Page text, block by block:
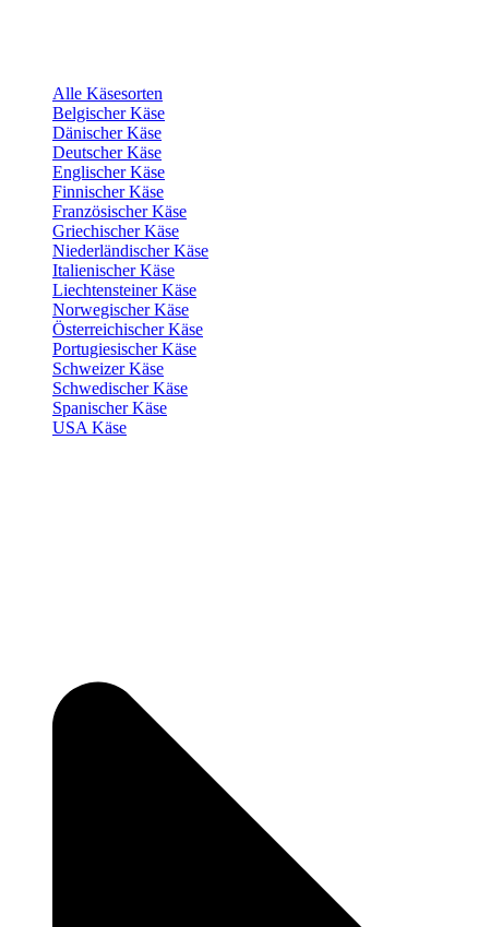
Alle Käsesorten
Belgischer Käse
Dänischer Käse
Deutscher Käse
Englischer Käse
Finnischer Käse
Französischer Käse
Griechischer Käse
Niederländischer Käse
Italienischer Käse
Liechtensteiner Käse
Norwegischer Käse
Österreichischer Käse
Portugiesischer Käse
Schweizer Käse
Schwedischer Käse
Spanischer Käse
USA Käse